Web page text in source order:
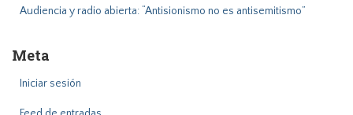
Audiencia y radio abierta: “Antisionismo no es antisemitismo”
Meta
Iniciar sesión